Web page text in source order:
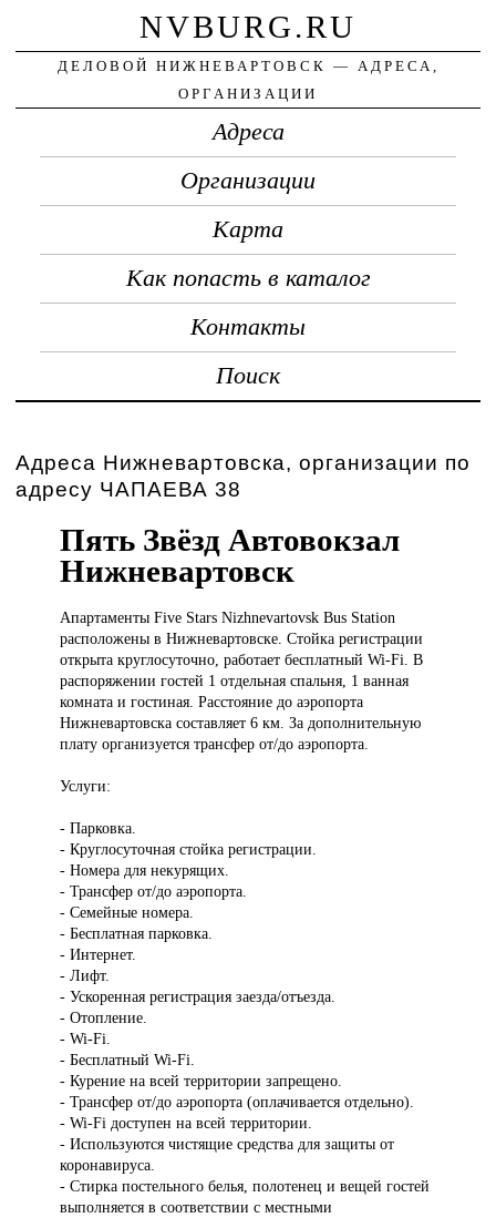
NVBURG.RU
ДЕЛОВОЙ НИЖНЕВАРТОВСК — АДРЕСА,
ОРГАНИЗАЦИИ
Адреса
Организации
Карта
Как попасть в каталог
Контакты
Поиск
Адреса Нижневартовска, организации по
адресу ЧАПАЕВА 38
Пять Звёзд Автовокзал
Нижневартовск
Апартаменты Five Stars Nizhnevartovsk Bus Station
расположены в Нижневартовске. Стойка регистрации
открыта круглосуточно, работает бесплатный Wi-Fi. В
распоряжении гостей 1 отдельная спальня, 1 ванная
комната и гостиная. Расстояние до аэропорта
Нижневартовска составляет 6 км. За дополнительную
плату организуется трансфер от/до аэропорта.
Услуги:
- Парковка.
- Круглосуточная стойка регистрации.
- Номера для некурящих.
- Трансфер от/до аэропорта.
- Семейные номера.
- Бесплатная парковка.
- Интернет.
- Лифт.
- Ускоренная регистрация заезда/отъезда.
- Отопление.
- Wi-Fi.
- Бесплатный Wi-Fi.
- Курение на всей территории запрещено.
- Трансфер от/до аэропорта (оплачивается отдельно).
- Wi-Fi доступен на всей территории.
- Используются чистящие средства для защиты от
коронавируса.
- Стирка постельного белья, полотенец и вещей гостей
выполняется в соответствии с местными